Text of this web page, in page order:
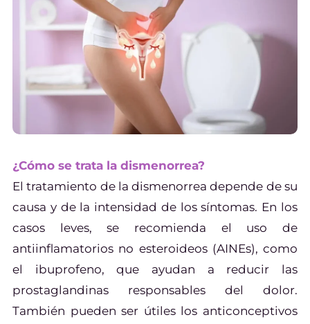
¿Cómo se trata la dismenorrea?
El tratamiento de la dismenorrea depende de su
causa y de la intensidad de los síntomas. En los
casos leves, se recomienda el uso de
antiinflamatorios no esteroideos (AINEs), como
el ibuprofeno, que ayudan a reducir las
prostaglandinas responsables del dolor.
También pueden ser útiles los anticonceptivos